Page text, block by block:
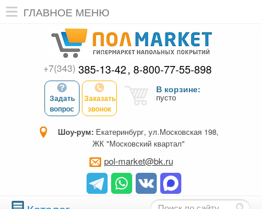
ГЛАВНОЕ МЕНЮ
+7(343) 385-13-42 8-800-77-55-898
Задать
вопрос
Заказать
звонок
В корзине:
пусто
Шоу-рум: Екатеринбург, ул.Московская 198,
ЖК "Московский квартал"
pol-market@bk.ru